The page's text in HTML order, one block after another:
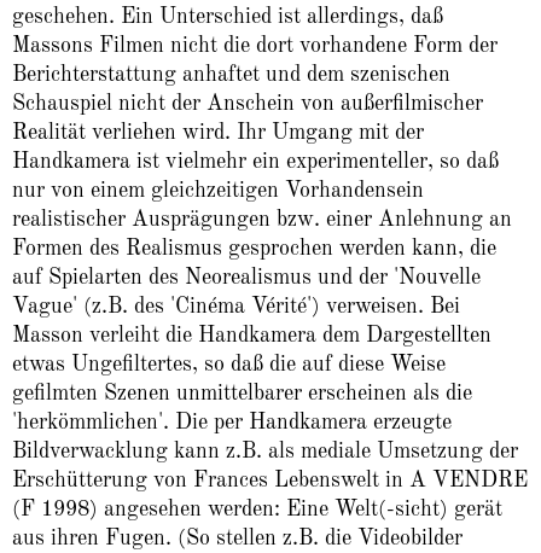
geschehen. Ein Unterschied ist allerdings, daß
Massons Filmen nicht die dort vorhandene Form der
Berichterstattung anhaftet und dem szenischen
Schauspiel nicht der Anschein von außerfilmischer
Realität verliehen wird. Ihr Umgang mit der
Handkamera ist vielmehr ein experimenteller, so daß
nur von einem gleichzeitigen Vorhandensein
realistischer Ausprägungen bzw. einer Anlehnung an
Formen des Realismus gesprochen werden kann, die
auf Spielarten des Neorealismus und der 'Nouvelle
Vague' (z.B. des 'Cinéma Vérité') verweisen. Bei
Masson verleiht die Handkamera dem Dargestellten
etwas Ungefiltertes, so daß die auf diese Weise
gefilmten Szenen unmittelbarer erscheinen als die
'herkömmlichen'. Die per Handkamera erzeugte
Bildverwacklung kann z.B. als mediale Umsetzung der
Erschütterung von Frances Lebenswelt in A VENDRE
(F 1998) angesehen werden: Eine Welt(-sicht) gerät
aus ihren Fugen. (So stellen z.B. die Videobilder